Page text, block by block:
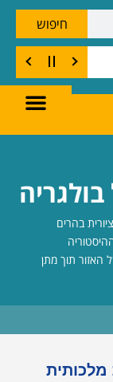
חיפוש
בהרים
תוך מתן